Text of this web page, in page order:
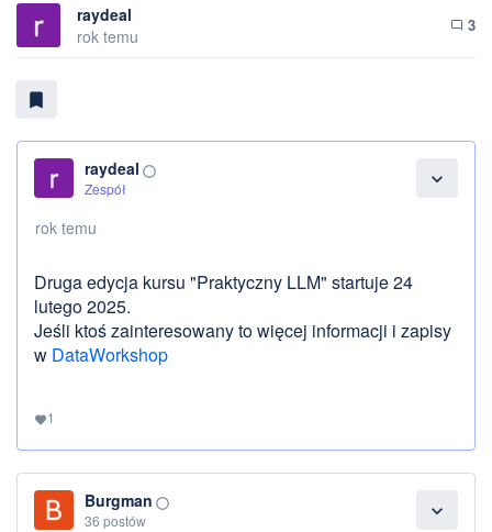
raydeal
rok temu
chat_bubble_outline 3
bookmark
expand_more
raydeal panorama_fish_eye
Zespół
rok temu
Druga edycja kursu "Praktyczny LLM" startuje 24
lutego 2025.
Jeśli ktoś zainteresowany to więcej informacji i zapisy
w DataWorkshop
favorite1
expand_more
Burgman panorama_fish_eye
36 postów